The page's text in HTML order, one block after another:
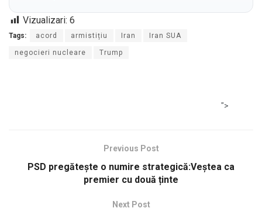
Vizualizari: 6
Tags: acord armistițiu Iran Iran SUA
negocieri nucleare Trump
">
Previous Post
PSD pregătește o numire strategică:Veștea ca
premier cu două ținte
Next Post